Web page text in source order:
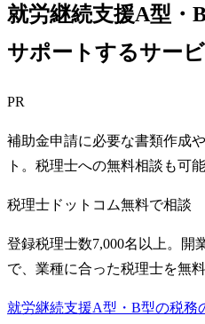
就労継続支援A型・
サポートするサー
PR
補助金申請に必要な書類作成
ト。税理士への無料相談も可能
税理士ドットコム無料で相談
登録税理士数7,000名以上。開
で、業種に合った税理士を無料
就労継続支援A型・B型の税